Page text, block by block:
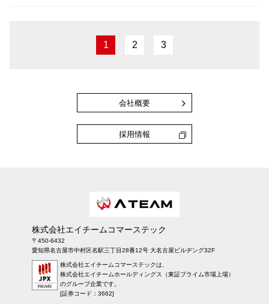
1 2 3
会社概要
採用情報
株式会社エイチームコマーステック
〒450-6432
愛知県名古屋市中村区名駅三丁目28番12号 大名古屋ビルヂング32F
株式会社エイチームコマーステックは、
株式会社エイチームホールディングス（東証プライム市場上場）
のグループ企業です。
[証券コード：3662]